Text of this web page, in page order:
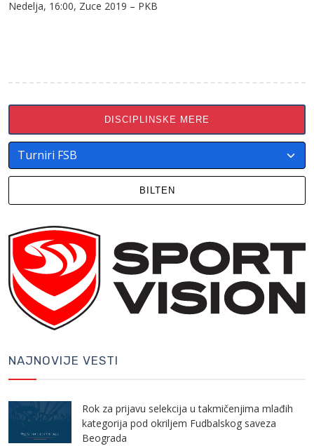
Nedelja, 16:00, Zuce 2019 – PKB
DISCIPLINSKE MERE
BILTEN
NAJNOVIJE VESTI
Rok za prijavu selekcija u takmičenjima mlađih
kategorija pod okriljem Fudbalskog saveza
Beograda